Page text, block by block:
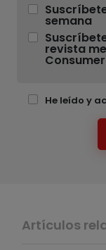
semana
revista
Consumer
He leído y
Artículos